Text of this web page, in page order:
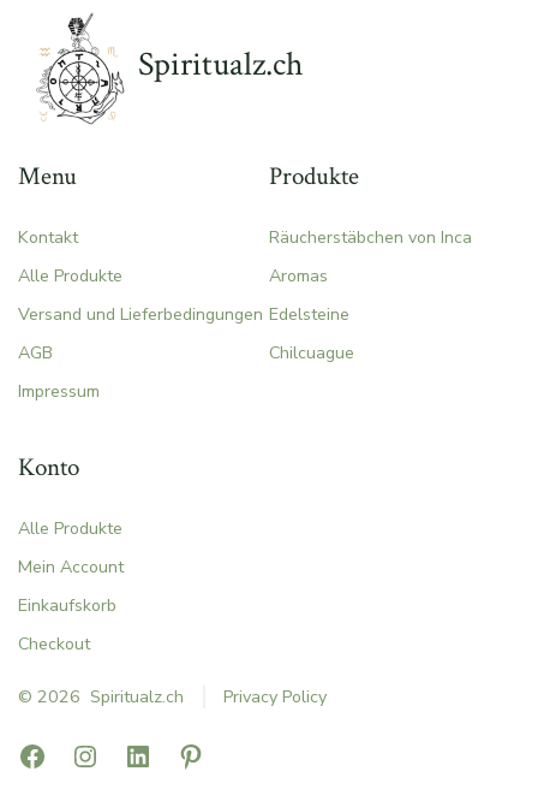
Spiritualz.ch
Menu
Kontakt
Alle Produkte
Versand und Lieferbedingungen
AGB
Impressum
Produkte
Räucherstäbchen von Inca
Aromas
Edelsteine
Chilcuague
Konto
Alle Produkte
Mein Account
Einkaufskorb
Checkout
© 2026 Spiritualz.ch Privacy Policy
FacebookInstagramLinkedIn